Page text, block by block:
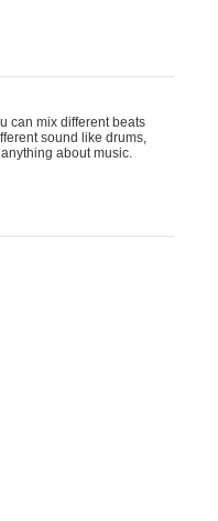
can mix different beats
sound like drums,
about music.